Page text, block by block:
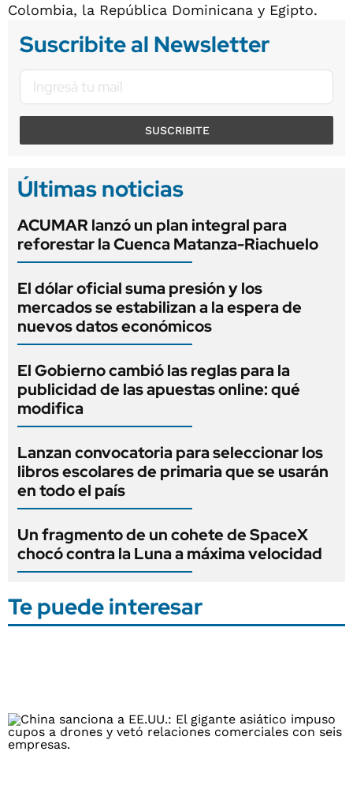
Colombia, la República Dominicana y Egipto.
Suscribite al Newsletter
SUSCRIBITE
Últimas noticias
ACUMAR lanzó un plan integral para
reforestar la Cuenca Matanza-Riachuelo
El dólar oficial suma presión y los
mercados se estabilizan a la espera de
nuevos datos económicos
El Gobierno cambió las reglas para la
publicidad de las apuestas online: qué
modifica
Lanzan convocatoria para seleccionar los
libros escolares de primaria que se usarán
en todo el país
Un fragmento de un cohete de SpaceX
chocó contra la Luna a máxima velocidad
Te puede interesar